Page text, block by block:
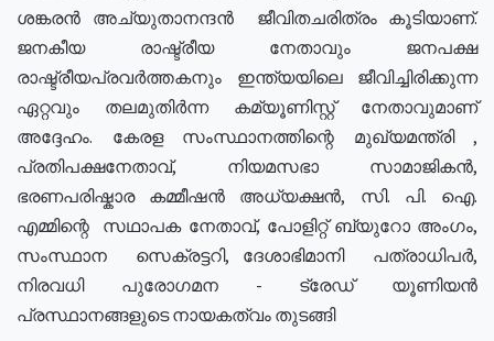
ശങ്കരൻ അച്യുതാനന്ദൻ ജീവിതചരിത്രം കൂടിയാണ്.
ജനകീയ രാഷ്ട്രീയ നേതാവും ജനപക്ഷ
രാഷ്ട്രീയപ്രവർത്തകനും ഇന്ത്യയിലെ ജീവിച്ചിരിക്കുന്ന
ഏറ്റവും തലമുതിർന്ന കമ്യൂണിസ്റ്റ് നേതാവുമാണ്
അദ്ദേഹം. കേരള സംസ്ഥാനത്തിന്റെ മുഖ്യമന്ത്രി ,
പ്രതിപക്ഷനേതാവ്, നിയമസഭാ സാമാജികൻ,
ഭരണപരിഷ്കാര കമ്മീഷൻ അധ്യക്ഷൻ, സി. പി. ഐ.
എമ്മിന്റെ സഥാപക നേതാവ്, പോളിറ്റ് ബ്യുറോ അംഗം,
സംസ്ഥാന സെക്രട്ടറി, ദേശാഭിമാനി പത്രാധിപർ,
നിരവധി പുരോഗമന - ട്രേഡ് യൂണിയൻ
പ്രസ്ഥാനങ്ങളുടെ നായകത്വം തുടങ്ങി